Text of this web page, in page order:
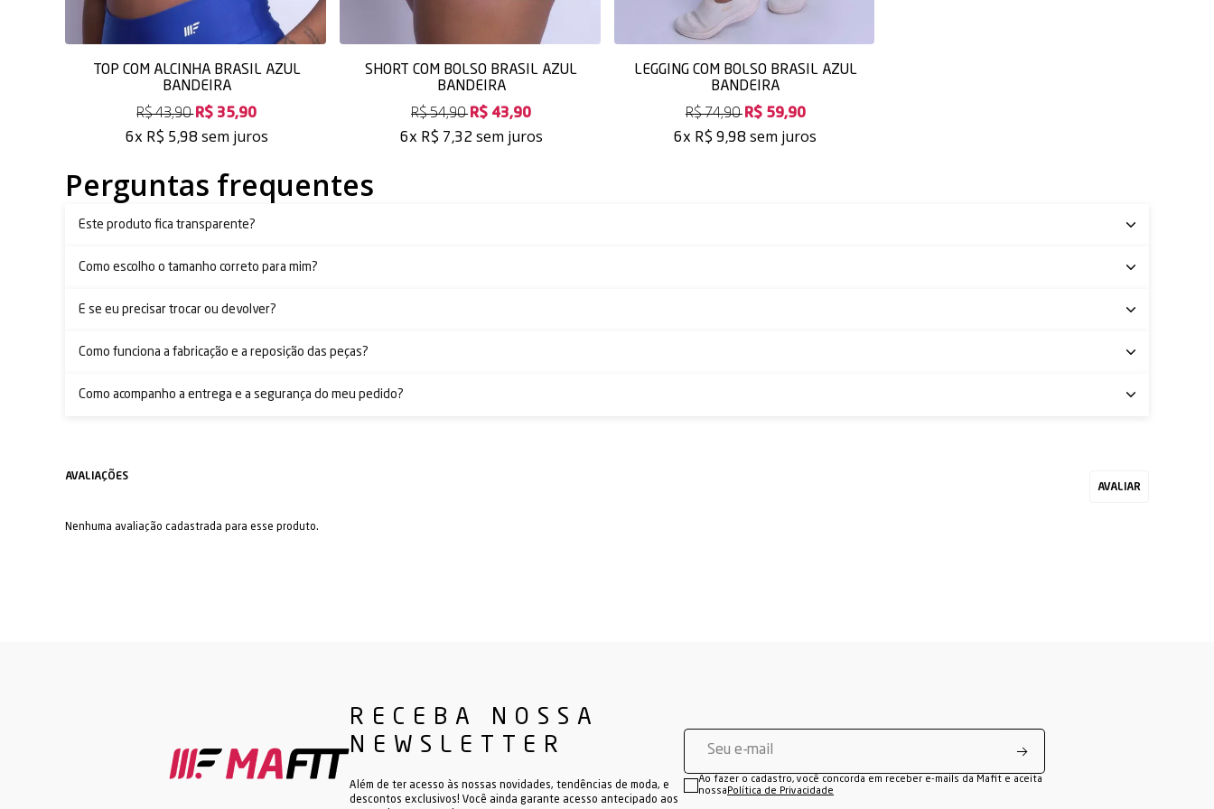
TOP COM ALCINHA BRASIL AZUL
BANDEIRA
R$ 43,90R$ 35,90
6x R$ 5,98 sem juros
SHORT COM BOLSO BRASIL AZUL
BANDEIRA
R$ 54,90R$ 43,90
6x R$ 7,32 sem juros
LEGGING COM BOLSO BRASIL AZUL
BANDEIRA
R$ 74,90R$ 59,90
6x R$ 9,98sem juros
Perguntas frequentes
Este produto fica transparente?
Como escolho o tamanho correto para mim?
E se eu precisar trocar ou devolver?
Como funciona a fabricação e a reposição das peças?
Como acompanho a entrega e a segurança do meu pedido?
Nenhuma avaliação cadastrada para esse produto.
RECEBA NOSSA
NEWSLETTER
Além de ter acesso às nossas novidades, tendências de moda, e
descontos exclusivos! Você ainda garante acesso antecipado aos
Ao fazer o cadastro, você concorda em receber e-mails da Mafit e aceita
nossa Política de Privacidade